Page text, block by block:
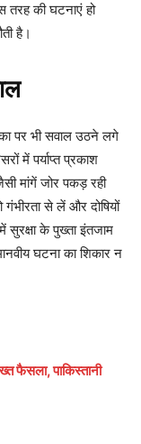
की घटनाएं हो
है।
पर भी सवाल उठने लगे
में पर्याप्त प्रकाश
मांगें जोर पकड़ रही
से लें और दोषियों
सुरक्षा के पुख्ता इंतजाम
घटना का शिकार न
पाकिस्तानी